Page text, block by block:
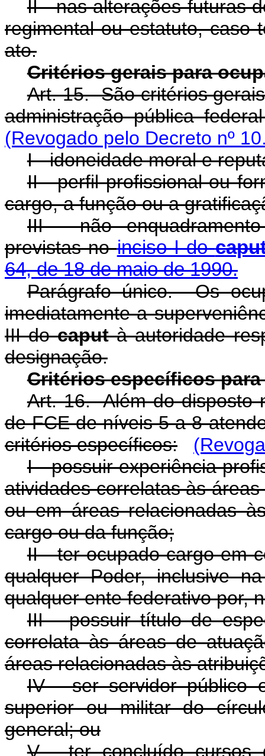
II - nas alterações futuras
regimental ou estatuto, caso
ato.
Critérios gerais para
Art. 15. São critérios
administração pública
(Revogado pelo Decreto nº
I - idoneidade moral e
II - perfil profissional ou
cargo, a função ou a
III - não
previstas noinciso I do
64, de 18 de maio de 1990.
Parágrafo único. Os
imediatamente a
III docaputà autoridade
designação.
Critérios específicos para
Art. 16. Além do disposto
de FCE de níveis 5 a 8
critérios específicos:
I - possuir experiência
atividades correlatas às
ou em áreas relacionadas
cargo ou da função;
II - ter ocupado cargo em
qualquer Poder, inclusive
qualquer ente federativo por,
III - possuir título de
correlata às áreas de
áreas relacionadas às
IV - ser servidor público
superior ou militar do
general; ou
V - ter concluído cursos